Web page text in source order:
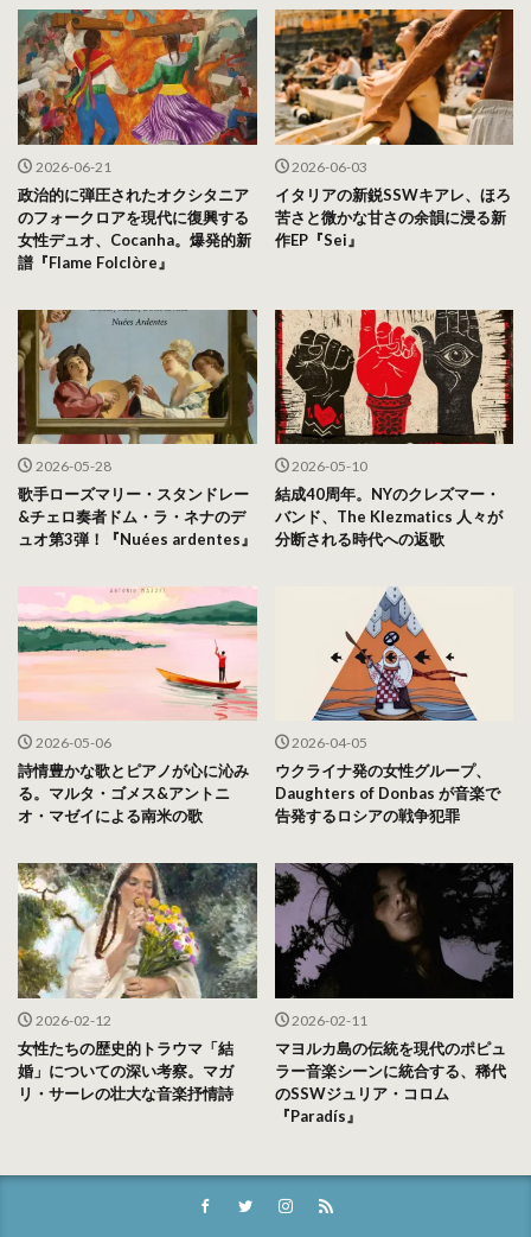
2026-06-21
政治的に弾圧されたオクシタニア
のフォークロアを現代に復興する
女性デュオ、Cocanha。爆発的新
譜『Flame Folclòre』
2026-06-03
イタリアの新鋭SSWキアレ、ほろ
苦さと微かな甘さの余韻に浸る新
作EP『Sei』
2026-05-28
歌手ローズマリー・スタンドレー
&チェロ奏者ドム・ラ・ネナのデ
ュオ第3弾！『Nuées ardentes』
2026-05-10
結成40周年。NYのクレズマー・
バンド、The Klezmatics 人々が
分断される時代への返歌
2026-05-06
詩情豊かな歌とピアノが心に沁み
る。マルタ・ゴメス&アントニ
オ・マゼイによる南米の歌
2026-04-05
ウクライナ発の女性グループ、
Daughters of Donbas が音楽で
告発するロシアの戦争犯罪
2026-02-12
女性たちの歴史的トラウマ「結
婚」についての深い考察。マガ
リ・サーレの壮大な音楽抒情詩
2026-02-11
マヨルカ島の伝統を現代のポピュ
ラー音楽シーンに統合する、稀代
のSSWジュリア・コロム
『Paradís』